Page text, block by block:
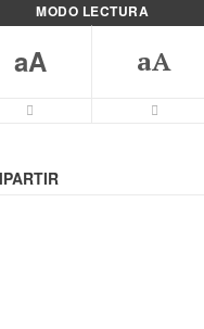
MODO LECTURA
aA aA
Letra mas pequeña Letra